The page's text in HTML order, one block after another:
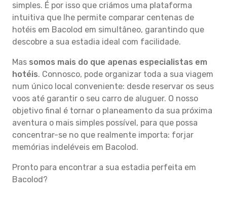
simples. É por isso que criámos uma plataforma
intuitiva que lhe permite comparar centenas de
hotéis em Bacolod em simultâneo, garantindo que
descobre a sua estadia ideal com facilidade.
Mas somos mais do que apenas especialistas em
hotéis. Connosco, pode organizar toda a sua viagem
num único local conveniente: desde reservar os seus
voos até garantir o seu carro de aluguer. O nosso
objetivo final é tornar o planeamento da sua próxima
aventura o mais simples possível, para que possa
concentrar-se no que realmente importa: forjar
memórias indeléveis em Bacolod.
Pronto para encontrar a sua estadia perfeita em
Bacolod?